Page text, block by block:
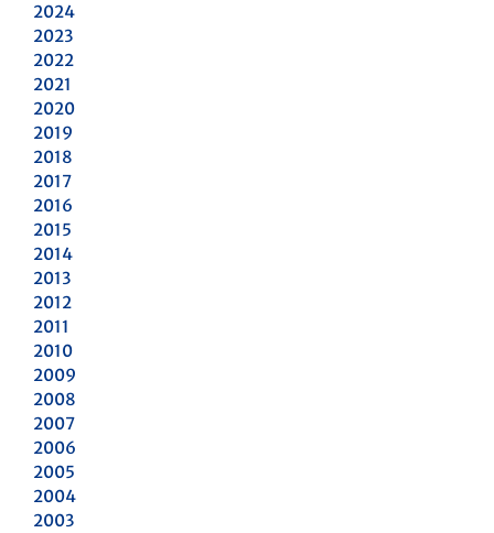
2024
2023
2022
2021
2020
2019
2018
2017
2016
2015
2014
2013
2012
2011
2010
2009
2008
2007
2006
2005
2004
2003